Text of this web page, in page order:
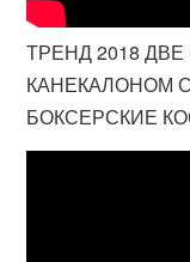
ТРЕНД 2018
КАНЕКАЛОНОМ
БОКСЕРСКИЕ